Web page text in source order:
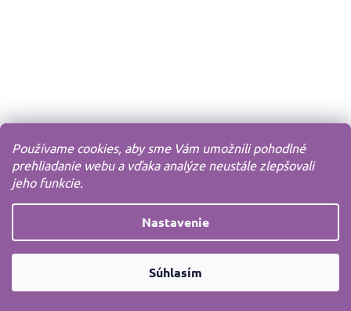
Používame cookies, aby sme Vám umožnili pohodlné
prehliadanie webu a vďaka analýze neustále zlepšovali
jeho funkcie.
Nastavenie
Súhlasím